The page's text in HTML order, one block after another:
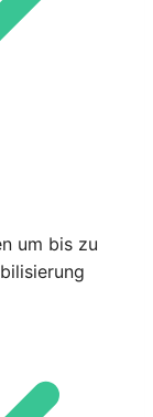
um bis zu